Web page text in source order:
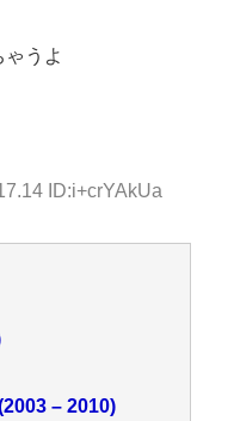
うよ
ID:i+crYAkUa
– 2010)